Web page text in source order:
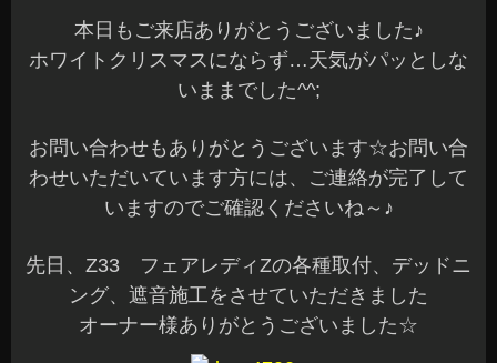
本日もご来店ありがとうございました♪
ホワイトクリスマスにならず…天気がパッとしな
いままでした^^;
お問い合わせもありがとうございます☆お問い合
わせいただいています方には、ご連絡が完了して
いますのでご確認くださいね～♪
先日、Z33 フェアレディZの各種取付、デッドニ
ング、遮音施工をさせていただきました
オーナー様ありがとうございました☆